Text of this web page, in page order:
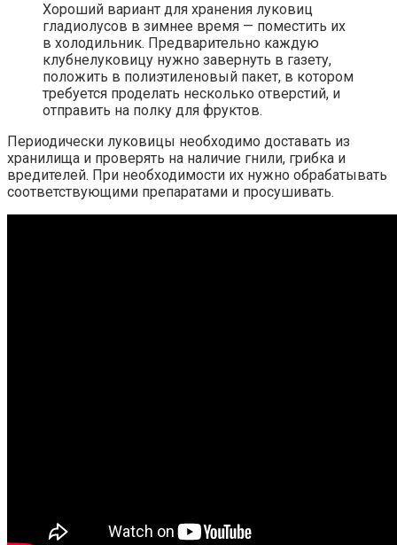
Хороший вариант для хранения луковиц
гладиолусов в зимнее время — поместить их
в холодильник. Предварительно каждую
клубнелуковицу нужно завернуть в газету,
положить в полиэтиленовый пакет, в котором
требуется проделать несколько отверстий, и
отправить на полку для фруктов.
Периодически луковицы необходимо доставать из
хранилища и проверять на наличие гнили, грибка и
вредителей. При необходимости их нужно обрабатывать
соответствующими препаратами и просушивать.